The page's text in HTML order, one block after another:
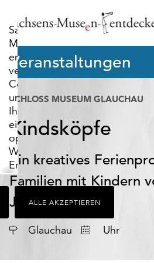
Sachsens-
Museen-
entdecken.de
verwendet
Cookies,
um
Ihnen
ein
optimales
Webseiten-
Erlebnis
zu
bieten.
Dazu
zählen
Cookies,
für
ALLE AKZEPTIEREN
Veranstaltungen
SCHLOSS MUSEUM GLAUCHAU
Kindsköpfe
Ein kreatives
Familien mit Kindern
Jahren
Glauchau DatumUhr